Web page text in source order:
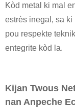
Kòd metal ki mal
estrès inegal, sa
pou respekte
entegrite kòd la.
Kijan Twous
nan Anpeche